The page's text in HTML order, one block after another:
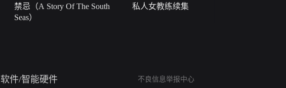
禁忌（A Story Of The South
Seas）
私人女教练续集
软件/智能硬件
不良信息举报中心